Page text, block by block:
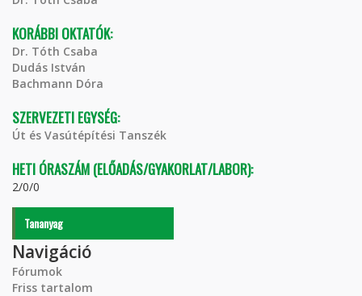
KORÁBBI OKTATÓK:
Dr. Tóth Csaba
Dudás István
Bachmann Dóra
SZERVEZETI EGYSÉG:
Út és Vasútépítési Tanszék
HETI ÓRASZÁM (ELŐADÁS/GYAKORLAT/LABOR):
2/0/0
Tananyag
Navigáció
Fórumok
Friss tartalom